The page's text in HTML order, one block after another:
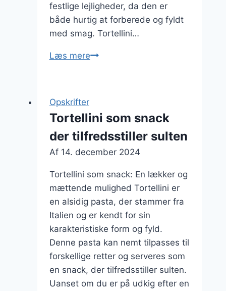
festlige lejligheder, da den er
både hurtig at forberede og fyldt
med smag. Tortellini…
Læs mereTortellini
Opskrifter
Tortellini som snack
der tilfredsstiller sulten
Af 14. december 2024
Tortellini som snack: En lækker og
mættende mulighed Tortellini er
en alsidig pasta, der stammer fra
Italien og er kendt for sin
karakteristiske form og fyld.
Denne pasta kan nemt tilpasses til
forskellige retter og serveres som
en snack, der tilfredsstiller sulten.
Uanset om du er på udkig efter en